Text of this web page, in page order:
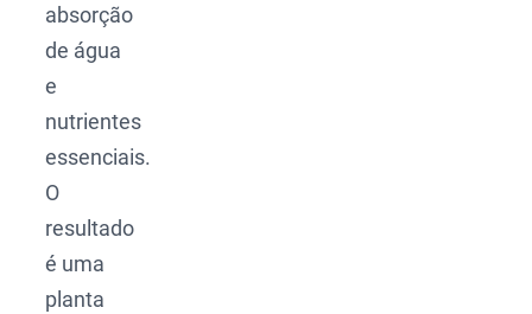
absorção
de água
e
nutrientes
essenciais.
O
resultado
é uma
planta